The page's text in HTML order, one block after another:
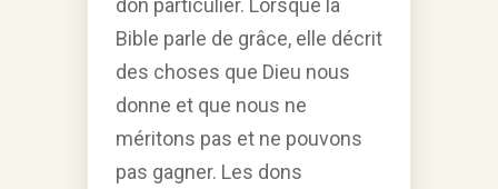
Bible parle de grâce, elle décrit
des choses que Dieu nous
donne et que nous ne
méritons pas et ne pouvons
pas gagner. Les dons